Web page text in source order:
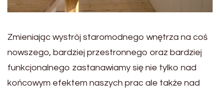
Zmieniając wystrój staromodnego wnętrza na coś
nowszego, bardziej przestronnego oraz bardziej
funkcjonalnego zastanawiamy się nie tylko nad
końcowym efektem naszych prac ale także nad